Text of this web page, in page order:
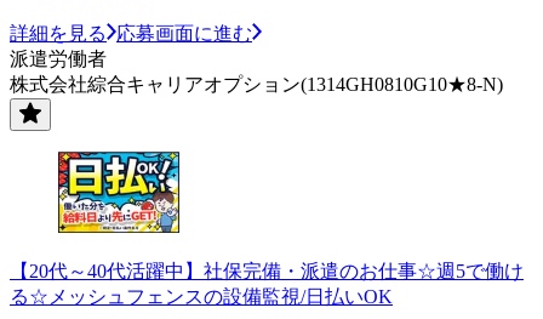
詳細を見る
応募画面に進む
派遣労働者
株式会社綜合キャリアオプション(1314GH0810G10★8-N)
【20代～40代活躍中】社保完備・派遣のお仕事☆週5で働け
る☆メッシュフェンスの設備監視/日払いOK